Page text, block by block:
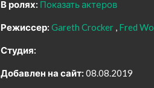
В ролях: Показать актеров
Режиссер: Gareth Crocker Fred
Студия:
Добавлен на сайт: 08.08.2019